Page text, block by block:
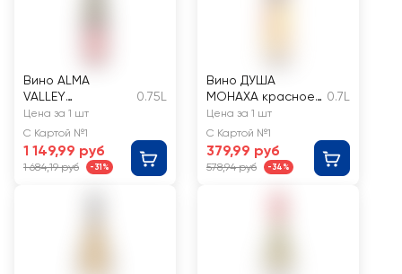
Вино ALMA
VALLEY
Российское
Рислинг белое
полусухое
0.75L
Цена за 1 шт
С Картой №1
1 149,99 руб
1 684,19 руб -31%
Вино ДУША
МОНАХА красное
полусладкое
0.7L
Цена за 1 шт
С Картой №1
379,99 руб
578,94 руб -34%